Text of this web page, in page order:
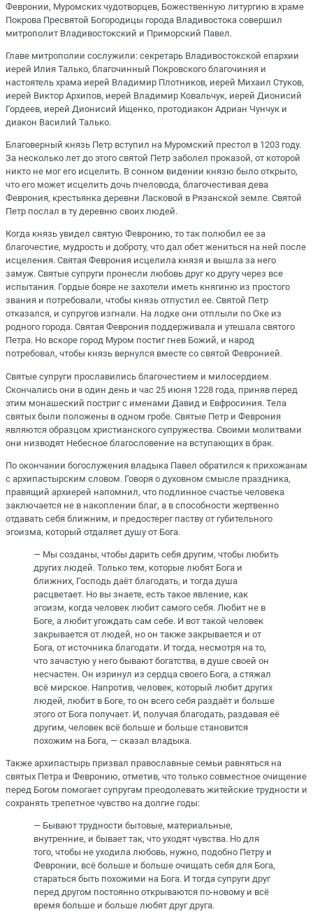
Февронии, Муромских чудотворцев, Божественную литургию в храме
Покрова Пресвятой Богородицы города Владивостока совершил
митрополит Владивостокский и Приморский Павел.
Главе митрополии сослужили: секретарь Владивостокской епархии
иерей Илия Талько, благочинный Покровского благочиния и
настоятель храма иерей Владимир Плотников, иерей Михаил Стуков,
иерей Виктор Архипов, иерей Владимир Ковальчук, иерей Дионисий
Гордеев, иерей Дионисий Ищенко, протодиакон Адриан Чунчук и
диакон Василий Талько.
Благоверный князь Петр вступил на Муромский престол в 1203 году.
За несколько лет до этого святой Петр заболел проказой, от которой
никто не мог его исцелить. В сонном видении князю было открыто,
что его может исцелить дочь пчеловода, благочестивая дева
Феврония, крестьянка деревни Ласковой в Рязанской земле. Святой
Петр послал в ту деревню своих людей.
Когда князь увидел святую Февронию, то так полюбил ее за
благочестие, мудрость и доброту, что дал обет жениться на ней после
исцеления. Святая Феврония исцелила князя и вышла за него
замуж. Святые супруги пронесли любовь друг ко другу через все
испытания. Гордые бояре не захотели иметь княгиню из простого
звания и потребовали, чтобы князь отпустил ее. Святой Петр
отказался, и супругов изгнали. На лодке они отплыли по Оке из
родного города. Святая Феврония поддерживала и утешала святого
Петра. Но вскоре город Муром постиг гнев Божий, и народ
потребовал, чтобы князь вернулся вместе со святой Февронией.
Святые супруги прославились благочестием и милосердием.
Скончались они в один день и час 25 июня 1228 года, приняв перед
этим монашеский постриг с именами Давид и Евфросиния. Тела
святых были положены в одном гробе. Святые Петр и Феврония
являются образцом христианского супружества. Своими молитвами
они низводят Небесное благословение на вступающих в брак.
По окончании богослужения владыка Павел обратился к прихожанам
с архипастырским словом. Говоря о духовном смысле праздника,
правящий архиерей напомнил, что подлинное счастье человека
заключается не в накоплении благ, а в способности жертвенно
отдавать себя ближним, и предостерег паству от губительного
эгоизма, который отдаляет душу от Бога.
— Мы созданы, чтобы дарить себя другим, чтобы любить
других людей. Только тем, которые любят Бога и
ближних, Господь даёт благодать, и тогда душа
расцветает. Но вы знаете, есть такое явление, как
эгоизм, когда человек любит самого себя. Любит не в
Боге, а любит угождать сам себе. И вот такой человек
закрывается от людей, но он также закрывается и от
Бога, от источника благодати. И тогда, несмотря на то,
что зачастую у него бывают богатства, в душе своей он
несчастен. Он изринул из сердца своего Бога, а стяжал
всё мирское. Напротив, человек, который любит других
людей, любит в Боге, то он всего себя раздаёт и больше
этого от Бога получает. И, получая благодать, раздавая её
другим, человек всё больше и больше становится
похожим на Бога, — сказал владыка.
Также архипастырь призвал православные семьи равняться на
святых Петра и Февронию, отметив, что только совместное очищение
перед Богом помогает супругам преодолевать житейские трудности и
сохранять трепетное чувство на долгие годы:
— Бывают трудности бытовые, материальные,
внутренние, и бывает так, что уходят чувства. Но для
того, чтобы не уходила любовь, нужно, подобно Петру и
Февронии, всё больше и больше очищать себя для Бога,
стараться быть похожими на Бога. И тогда супруги друг
перед другом постоянно открываются по-новому и всё
время больше и больше любят друг друга.